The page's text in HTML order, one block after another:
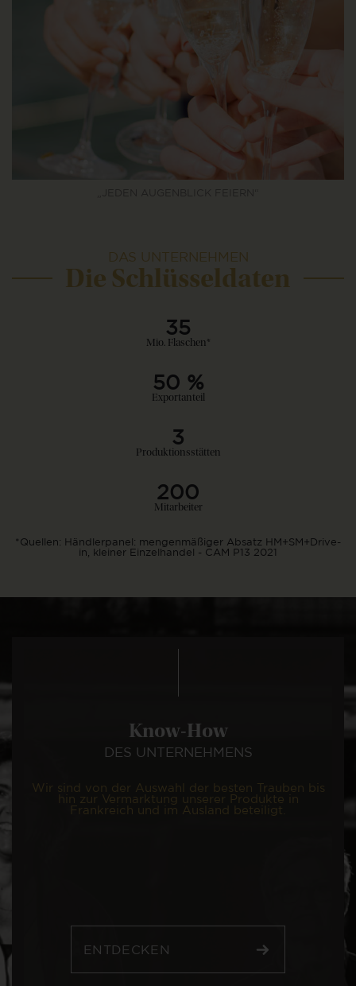
DAS UNTERNEHMEN
Die Schlüsseldaten
35
Mio. Flaschen*
50 %
Exportanteil
3
Produktionsstätten
200
Mitarbeiter
*Quellen: Händlerpanel: mengenmäßiger Absatz HM+SM+Drive-
in, kleiner Einzelhandel - CAM P13 2021
Know-How
DES UNTERNEHMENS
Wir sind von der Auswahl der besten Trauben bis
hin zur Vermarktung unserer Produkte in
Frankreich und im Ausland beteiligt.
ENTDECKEN